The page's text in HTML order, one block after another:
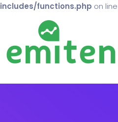
includes/functions.php on line